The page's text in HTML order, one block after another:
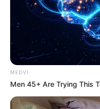
MEDVI
Men 45+ Are Trying This